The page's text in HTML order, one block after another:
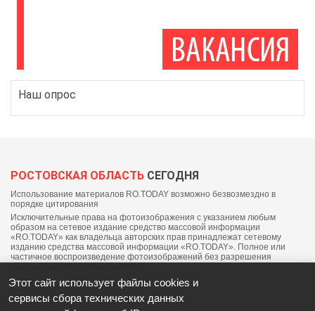
Наш опрос
РОСТОВСКАЯ ОБЛАСТЬ СЕГОДНЯ
Использование материалов RO.TODAY возможно безвозмездно в
порядке цитирования
Исключительные права на фотоизображения с указанием любым
образом на сетевое издание средство массовой информации
«RO.TODAY» как владельца авторских прав принадлежат сетевому
изданию средства массовой информации «RO.TODAY». Полное или
частичное воспроизведение фотоизображений без разрешения
Этот сайт использует файлы cookies и
сервисы сбора технических данных